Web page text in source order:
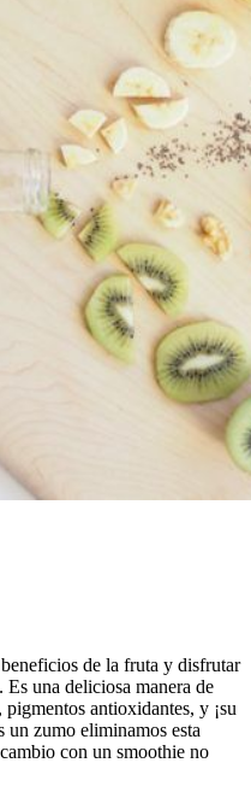
de la fruta y disfrutar
Es una deliciosa manera de
antioxidantes, y ¡su
un zumo eliminamos esta
con un smoothie no